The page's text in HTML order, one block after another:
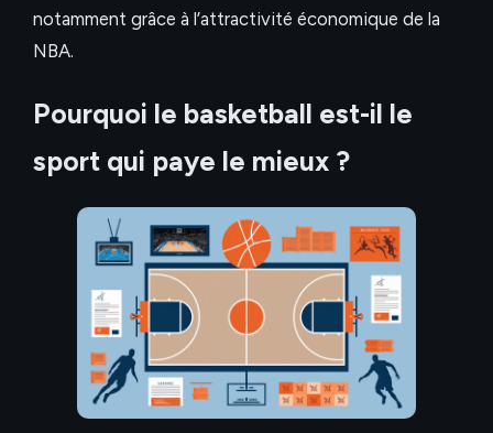
notamment grâce à l’attractivité économique de la
NBA.
Pourquoi le basketball est-il le
sport qui paye le mieux ?